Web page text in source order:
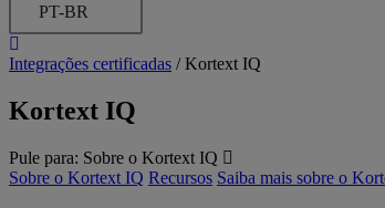
PT-BR
Integrações certificadas /Kortext IQ
Kortext IQ
Pule para: Sobre o Kortext IQ
Sobre o Kortext IQ Recursos Saiba mais sobre o